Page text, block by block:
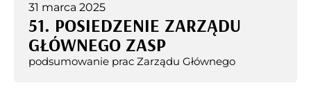
31 marca 2025
51. POSIEDZENIE ZARZĄDU
GŁÓWNEGO ZASP
podsumowanie prac Zarządu Głównego